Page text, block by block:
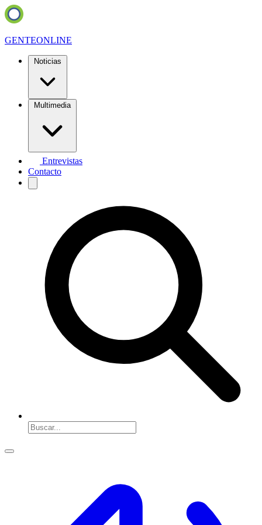
GENTEONLINE
Noticias
Multimedia
Entrevistas
Contacto